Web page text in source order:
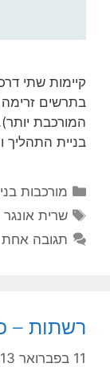
קיימות שתי
בתרשים
המורכבת
בניית
קטגוריות
מורכבות
תגיות
שרית
תגובה אחת
רשתות –
11 בפברואר 2013